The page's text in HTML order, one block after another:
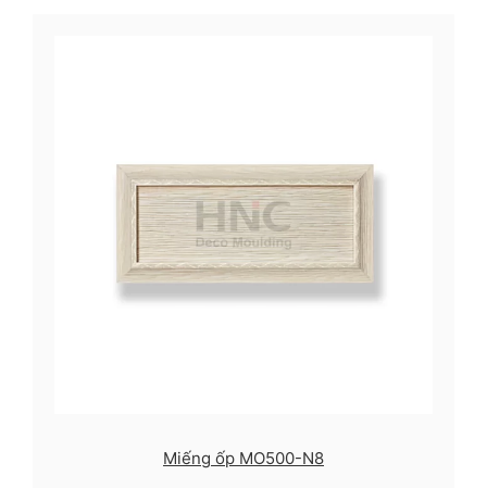
Miếng ốp MO500-N8